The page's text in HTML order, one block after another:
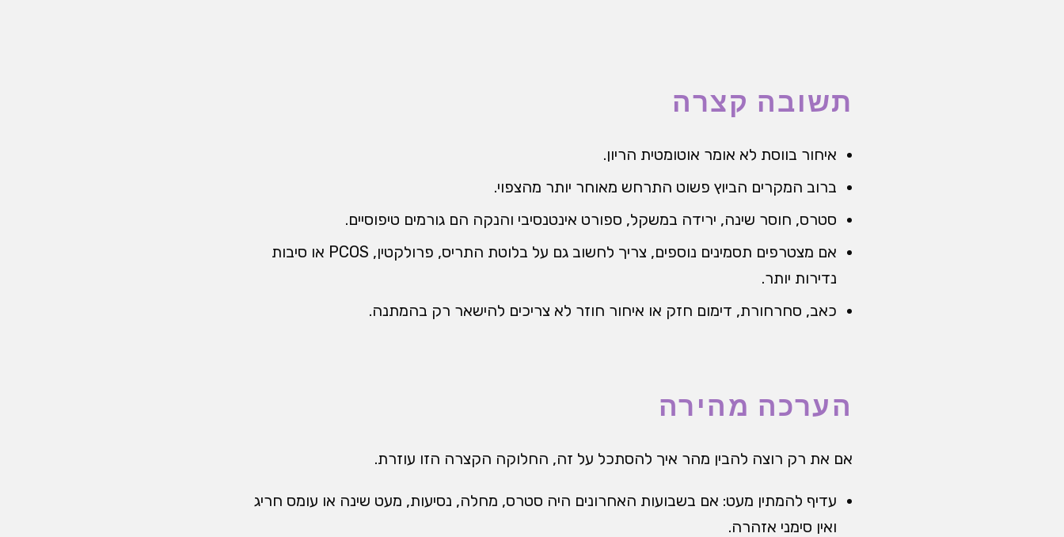
תשובה קצרה
איחור בווסת לא אומר אוטומטית הריון.
ברוב המקרים הביוץ פשוט התרחש מאוחר יותר מהצפוי.
סטרס, חוסר שינה, ירידה במשקל, ספורט אינטנסיבי והנקה הם גורמים טיפוסיים.
אם מצטרפים תסמינים נוספים, צריך לחשוב גם על בלוטת התריס, פרולקטין, PCOS או סיבות
נדירות יותר.
כאב, סחרחורת, דימום חזק או איחור חוזר לא צריכים להישאר רק בהמתנה.
הערכה מהירה
אם את רק רוצה להבין מהר איך להסתכל על זה, החלוקה הקצרה הזו עוזרת.
עדיף להמתין מעט: אם בשבועות האחרונים היה סטרס, מחלה, נסיעות, מעט שינה או עומס חריג
ואין סימני אזהרה.